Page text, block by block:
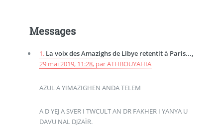
Messages
1. La voix des Amazighs de Libye retentit à Paris...,
29 mai 2019, 11:28, parATHBOUYAHIA
AZUL A YIMAZIGHEN ANDA TELEM
A D YEJ A SVER I TWCULT AN DR FAKHER I YANYA U
DAVU NAL DJZAÏR.